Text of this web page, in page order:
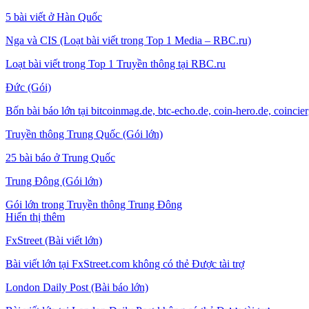
5 bài viết ở Hàn Quốc
Nga và CIS (Loạt bài viết trong Top 1 Media – RBC.ru)
Loạt bài viết trong Top 1 Truyền thông tại RBC.ru
Đức (Gói)
Bốn bài báo lớn tại bitcoinmag.de, btc-echo.de, coin-hero.de,
Truyền thông Trung Quốc (Gói lớn)
25 bài báo ở Trung Quốc
Trung Đông (Gói lớn)
Gói lớn trong Truyền thông Trung Đông
Hiển thị thêm
FxStreet (Bài viết lớn)
Bài viết lớn tại FxStreet.com không có thẻ Được tài trợ
London Daily Post (Bài báo lớn)